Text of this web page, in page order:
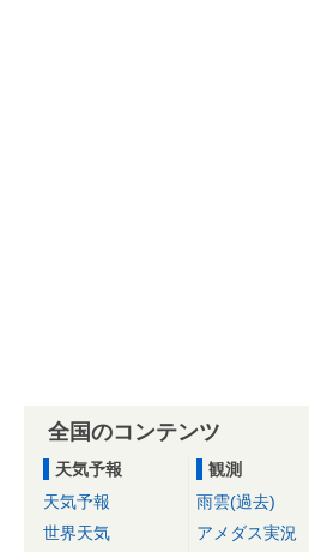
全国のコンテンツ
天気予報
天気予報
世界天気
観測
雨雲(過去)
アメダス実況